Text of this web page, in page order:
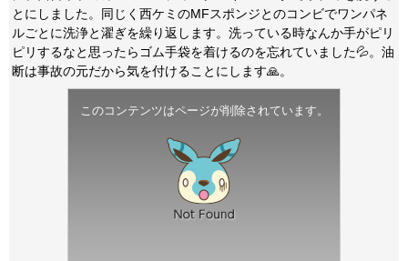
とにしました。同じく西ケミのMFスポンジとのコンビでワンパネ
ルごとに洗浄と濯ぎを繰り返します。洗っている時なんか手がピリ
ピリするなと思ったらゴム手袋を着けるのを忘れていました💦。油
断は事故の元だから気を付けることにします🙏。
このコンテンツはページが削除されています。